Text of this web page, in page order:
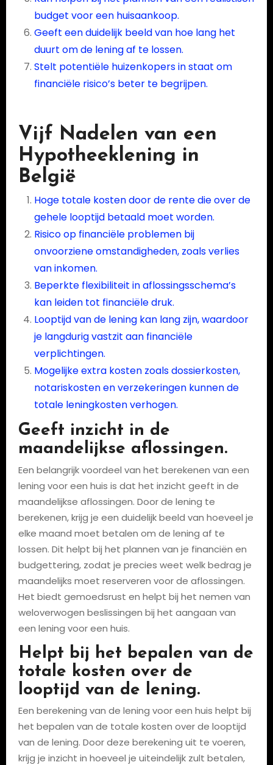
budget voor een huisaankoop.
Geeft een duidelijk beeld van hoe lang het
duurt om de lening af te lossen.
Stelt potentiële huizenkopers in staat om
financiële risico’s beter te begrijpen.
Vijf Nadelen van een
Hypotheeklening in
België
Hoge totale kosten door de rente die over de
gehele looptijd betaald moet worden.
Risico op financiële problemen bij
onvoorziene omstandigheden, zoals verlies
van inkomen.
Beperkte flexibiliteit in aflossingsschema’s
kan leiden tot financiële druk.
Looptijd van de lening kan lang zijn, waardoor
je langdurig vastzit aan financiële
verplichtingen.
Mogelijke extra kosten zoals dossierkosten,
notariskosten en verzekeringen kunnen de
totale leningkosten verhogen.
Geeft inzicht in de
maandelijkse aflossingen.
Een belangrijk voordeel van het berekenen van een
lening voor een huis is dat het inzicht geeft in de
maandelijkse aflossingen. Door de lening te
berekenen, krijg je een duidelijk beeld van hoeveel je
elke maand moet betalen om de lening af te
lossen. Dit helpt bij het plannen van je financiën en
budgettering, zodat je precies weet welk bedrag je
maandelijks moet reserveren voor de aflossingen.
Het biedt gemoedsrust en helpt bij het nemen van
weloverwogen beslissingen bij het aangaan van
een lening voor een huis.
Helpt bij het bepalen van de
totale kosten over de
looptijd van de lening.
Een berekening van de lening voor een huis helpt bij
het bepalen van de totale kosten over de looptijd
van de lening. Door deze berekening uit te voeren,
krijg je inzicht in hoeveel je uiteindelijk zult betalen,